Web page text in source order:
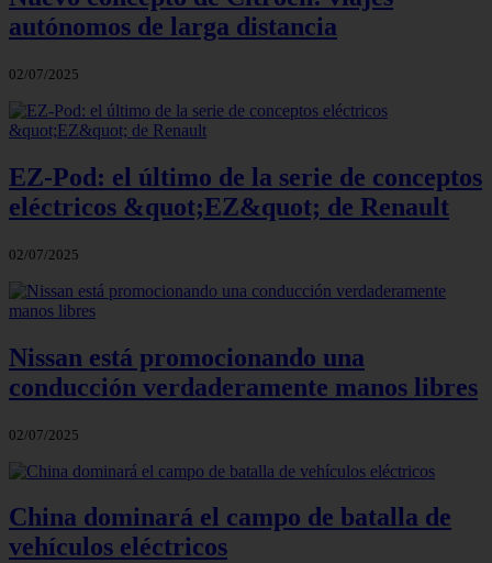
autónomos de larga distancia
02/07/2025
EZ-Pod: el último de la serie de conceptos
eléctricos &quot;EZ&quot; de Renault
02/07/2025
Nissan está promocionando una
conducción verdaderamente manos libres
02/07/2025
China dominará el campo de batalla de
vehículos eléctricos